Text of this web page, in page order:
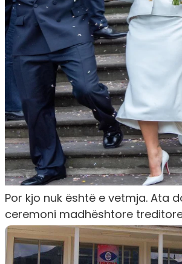
Por kjo nuk është e vetmja. Ata
ceremoni madhështore